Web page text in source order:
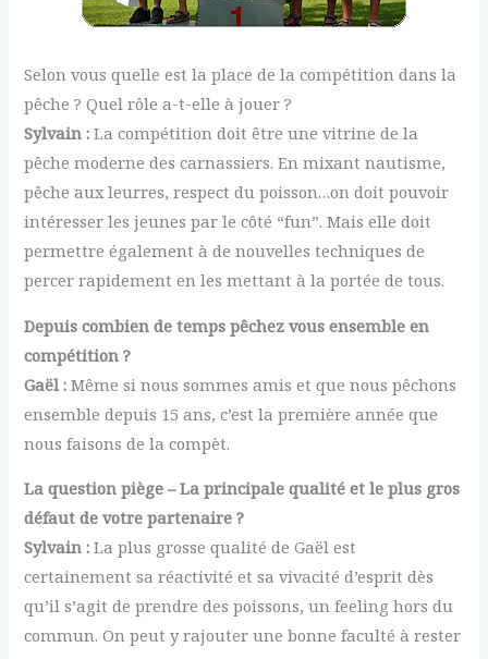
Selon vous quelle est la place de la compétition dans la
pêche ? Quel rôle a-t-elle à jouer ?
Sylvain : La compétition doit être une vitrine de la
pêche moderne des carnassiers. En mixant nautisme,
pêche aux leurres, respect du poisson…on doit pouvoir
intéresser les jeunes par le côté “fun”. Mais elle doit
permettre également à de nouvelles techniques de
percer rapidement en les mettant à la portée de tous.
Depuis combien de temps pêchez vous ensemble en
compétition ?
Gaël :Même si nous sommes amis et que nous pêchons
ensemble depuis 15 ans, c’est la première année que
nous faisons de la compèt.
La question piège – La principale qualité et le plus gros
défaut de votre partenaire ?
Sylvain :La plus grosse qualité de Gaël est
certainement sa réactivité et sa vivacité d’esprit dès
qu’il s’agit de prendre des poissons, un feeling hors du
commun. On peut y rajouter une bonne faculté à rester